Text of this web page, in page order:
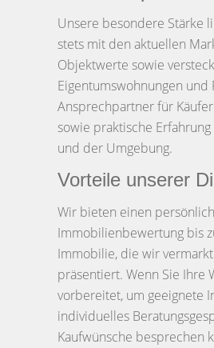
Unsere besondere Stärke
stets mit den aktuellen
Objektwerte sowie
Eigentumswohnungen
Ansprechpartner für
sowie praktische
und der Umgebung.
Vorteile unserer
Wir bieten einen
Immobilienbewertung bis
Immobilie, die wir
präsentiert. Wenn Sie Ihre
vorbereitet, um geeignete
individuelles
Kaufwünsche besprechen